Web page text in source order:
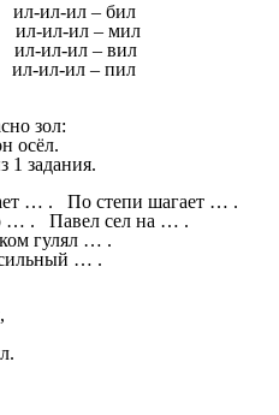
ил – бил
ил – мил
ил – вил
ил – пил
зол:
1 задания.
… . По степи шагает … .
… . Павел сел на … .
гулял … .
… .